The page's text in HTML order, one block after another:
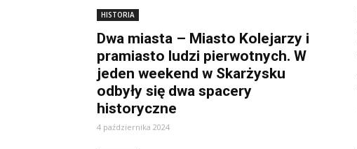
HISTORIA
Dwa miasta – Miasto Kolejarzy i
pramiasto ludzi pierwotnych. W
jeden weekend w Skarżysku
odbyły się dwa spacery
historyczne
4 października 2024